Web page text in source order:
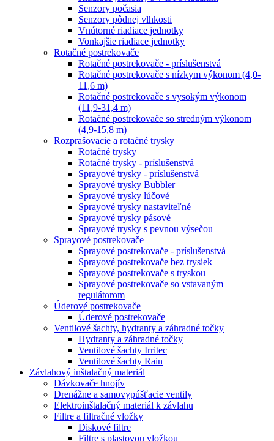
Senzory počasia
Senzory pôdnej vlhkosti
Vnútorné riadiace jednotky
Vonkajšie riadiace jednotky
Rotačné postrekovače
Rotačné postrekovače - príslušenstvá
Rotačné postrekovače s nízkym výkonom (4,0-
11,6 m)
Rotačné postrekovače s vysokým výkonom
(11,9-31,4 m)
Rotačné postrekovače so stredným výkonom
(4,9-15,8 m)
Rozprašovacie a rotačné trysky
Rotačné trysky
Rotačné trysky - príslušenstvá
Sprayové trysky - príslušenstvá
Sprayové trysky Bubbler
Sprayové trysky lúčové
Sprayové trysky nastaviteľné
Sprayové trysky pásové
Sprayové trysky s pevnou výsečou
Sprayové postrekovače
Sprayové postrekovače - príslušenstvá
Sprayové postrekovače bez trysiek
Sprayové postrekovače s tryskou
Sprayové postrekovače so vstavaným
regulátorom
Úderové postrekovače
Úderové postrekovače
Ventilové šachty, hydranty a záhradné točky
Hydranty a záhradné točky
Ventilové šachty Irritec
Ventilové šachty Rain
Závlahový inštalačný materiál
Dávkovače hnojív
Drenážne a samovypúšťacie ventily
Elektroinštalačný materiál k závlahu
Filtre a filtračné vložky
Diskové filtre
Filtre s plastovou vložkou